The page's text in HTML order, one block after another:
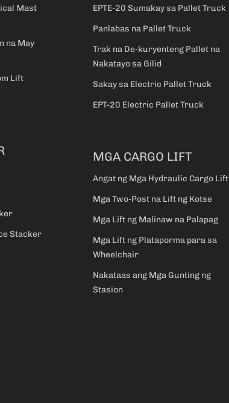
Mast
na May
Lift
Stacker
EPTE-20 Sumakay sa Pallet Truck
Panlabas na Pallet Truck
Trak na De-kuryenteng Pallet na
Nakatayo sa Gilid
Sakay sa Electric Pallet Truck
EPT-20 Electric Pallet Truck
MGA CARGO LIFT
Angat ng Mga Hydraulic Cargo Lift
Mga Two-Post na Lift ng Kotse
Mga Lift ng Malinaw na Palapag
Mga Lift ng Plataporma para sa
Wheelchair
Nakataas ang Mga Gunting ng
Stasion